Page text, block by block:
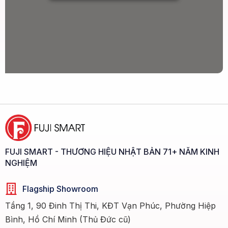
FUJI SMART - THƯƠNG HIỆU NHẬT BẢN 71+ NĂM KINH
NGHIỆM
Flagship Showroom
Tầng 1, 90 Đinh Thị Thi, KĐT Vạn Phúc, Phường Hiệp
Bình, Hồ Chí Minh (Thủ Đức cũ)